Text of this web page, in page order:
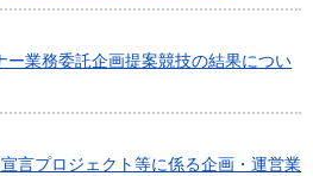
ー業務委託企画提案競技の結果につい
言プロジェクト等に係る企画・運営業